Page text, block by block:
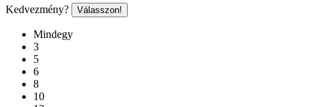
Kedvezmény? Válasszon!
Mindegy
3
5
6
8
10